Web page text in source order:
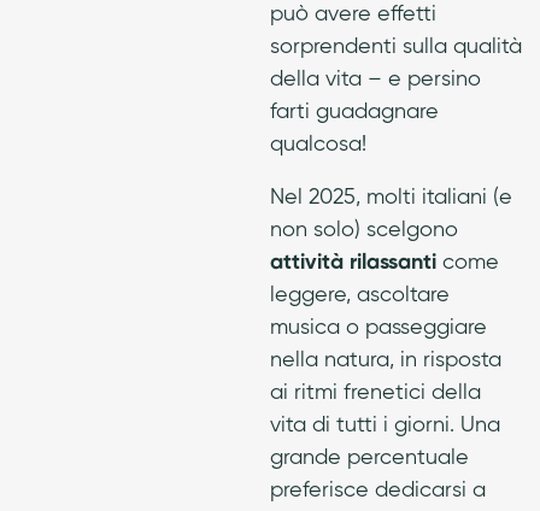
può avere effetti
sorprendenti sulla qualità
della vita – e persino
farti guadagnare
qualcosa!
Nel 2025, molti italiani (e
non solo) scelgono
attività rilassanti come
leggere, ascoltare
musica o passeggiare
nella natura, in risposta
ai ritmi frenetici della
vita di tutti i giorni. Una
grande percentuale
preferisce dedicarsi a